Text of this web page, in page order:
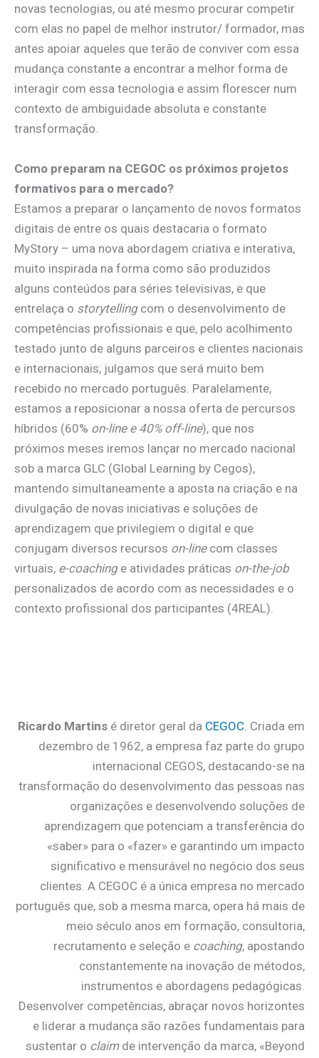
novas tecnologias, ou até mesmo procurar competir
com elas no papel de melhor instrutor/ formador, mas
antes apoiar aqueles que terão de conviver com essa
mudança constante a encontrar a melhor forma de
interagir com essa tecnologia e assim florescer num
contexto de ambiguidade absoluta e constante
transformação.
Como preparam na CEGOC os próximos projetos
formativos para o mercado?
Estamos a preparar o lançamento de novos formatos
digitais de entre os quais destacaria o formato
MyStory – uma nova abordagem criativa e interativa,
muito inspirada na forma como são produzidos
alguns conteúdos para séries televisivas, e que
entrelaça o storytellingcom o desenvolvimento de
competências profissionais e que, pelo acolhimento
testado junto de alguns parceiros e clientes nacionais
e internacionais, julgamos que será muito bem
recebido no mercado português. Paralelamente,
estamos a reposicionar a nossa oferta de percursos
híbridos (60% on-line e 40% off-line), que nos
próximos meses iremos lançar no mercado nacional
sob a marca GLC (Global Learning by Cegos),
mantendo simultaneamente a aposta na criação e na
divulgação de novas iniciativas e soluções de
aprendizagem que privilegiem o digital e que
conjugam diversos recursos on-line com classes
virtuais, e-coachinge atividades práticas on-the-job
personalizados de acordo com as necessidades e o
contexto profissional dos participantes (4REAL).
Ricardo Martins é diretor geral da CEGOC. Criada em
dezembro de 1962, a empresa faz parte do grupo
internacional CEGOS, destacando-se na
transformação do desenvolvimento das pessoas nas
organizações e desenvolvendo soluções de
aprendizagem que potenciam a transferência do
«saber» para o «fazer» e garantindo um impacto
significativo e mensurável no negócio dos seus
clientes. A CEGOC é a única empresa no mercado
português que, sob a mesma marca, opera há mais de
meio século anos em formação, consultoria,
recrutamento e seleção e coaching, apostando
constantemente na inovação de métodos,
instrumentos e abordagens pedagógicas.
Desenvolver competências, abraçar novos horizontes
e liderar a mudança são razões fundamentais para
sustentar o claimde intervenção da marca, «Beyond